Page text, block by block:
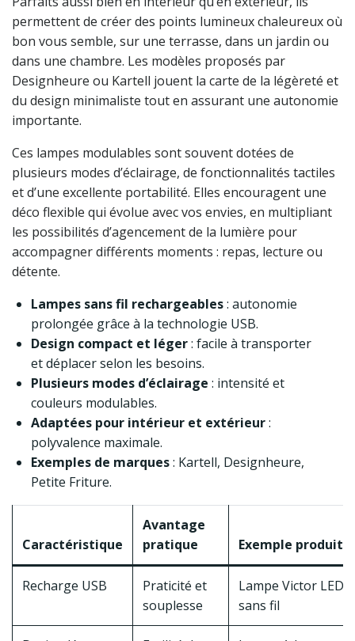
permettent de créer des points lumineux chaleureux où
bon vous semble, sur une terrasse, dans un jardin ou
dans une chambre. Les modèles proposés par
Designheure ou Kartell jouent la carte de la légèreté et
du design minimaliste tout en assurant une autonomie
importante.
Ces lampes modulables sont souvent dotées de
plusieurs modes d’éclairage, de fonctionnalités tactiles
et d’une excellente portabilité. Elles encouragent une
déco flexible qui évolue avec vos envies, en multipliant
les possibilités d’agencement de la lumière pour
accompagner différents moments : repas, lecture ou
détente.
Lampes sans fil rechargeables: autonomie
prolongée grâce à la technologie USB.
Design compact et léger: facile à transporter
et déplacer selon les besoins.
Plusieurs modes d’éclairage : intensité et
couleurs modulables.
Adaptées pour intérieur et extérieur:
polyvalence maximale.
Exemples de marques: Kartell, Designheure,
Petite Friture.
Caractéristique
Avantage
pratique
Exemple produit
Recharge USB
Praticité et
souplesse
Lampe Victor LED
sans fil